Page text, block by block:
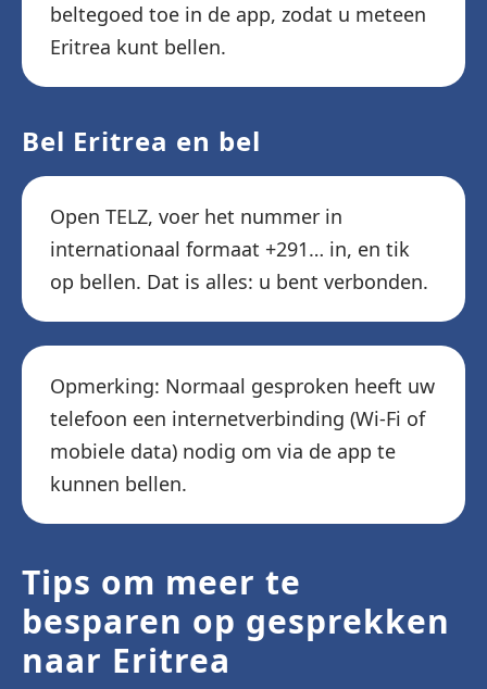
beltegoed toe in de app, zodat u meteen
Eritrea kunt bellen.
Bel Eritrea en bel
Open TELZ, voer het nummer in
internationaal formaat +291… in, en tik
op bellen. Dat is alles: u bent verbonden.
Opmerking: Normaal gesproken heeft uw
telefoon een internetverbinding (Wi-Fi of
mobiele data) nodig om via de app te
kunnen bellen.
Tips om meer te
besparen op gesprekken
naar Eritrea